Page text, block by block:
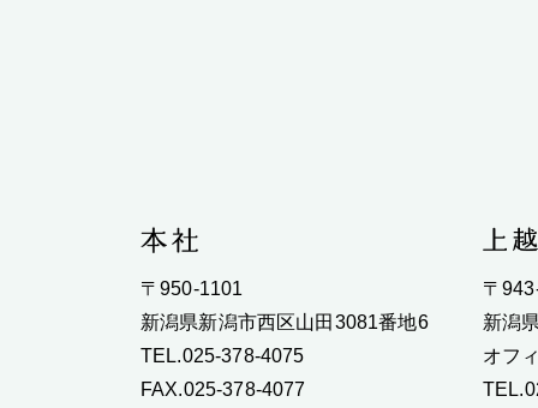
〒950-1101
新潟県新潟市西区山田3081番地6
TEL.025-378-4075
FAX.025-378-4077
〒
新潟
オフ